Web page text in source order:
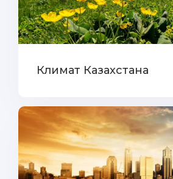
Климат Казахстана